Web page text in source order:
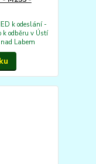
k odeslání -
k odběru v Ústí
nad Labem